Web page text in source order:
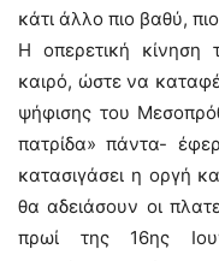
κάτι άλλο πιο βαθύ,
Η οπερετική κίνηση
καιρό, ώστε να
ψήφισης του
πατρίδα» πάντα-
κατασιγάσει η οργή
θα αδειάσουν οι
πρωί της 16ης